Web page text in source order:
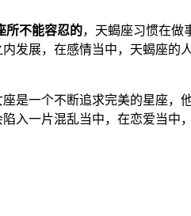
所不能容忍的，天蝎座习惯在做
发展，在感情当中，天蝎座的
座是一个不断追求完美的星座，
入一片混乱当中，在恋爱当中